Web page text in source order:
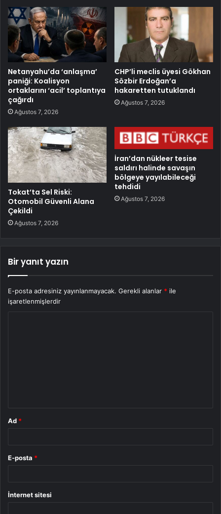
Netanyahu’da ‘anlaşma’
paniği: Koalisyon
ortaklarını ‘acil’ toplantıya
çağırdı
Ağustos 7, 2026
CHP’li meclis üyesi Gökhan
Sözbir Erdoğan’a
hakaretten tutuklandı
Ağustos 7, 2026
Tokat’ta Sel Riski:
Otomobil Güvenli Alana
Çekildi
Ağustos 7, 2026
İran’dan nükleer tesise
saldırı halinde savaşın
bölgeye yayılabileceği
tehdidi
Ağustos 7, 2026
Bir yanıt yazın
E-posta adresiniz yayınlanmayacak. Gerekli alanlar * ile
işaretlenmişlerdir
Ad *
E-posta *
İnternet sitesi